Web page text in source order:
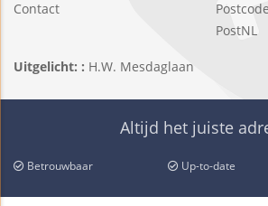
Contact
PostNL
Uitgelicht: : H.W. Mesdaglaan
Altijd het juiste
Betrouwbaar Up-to-date